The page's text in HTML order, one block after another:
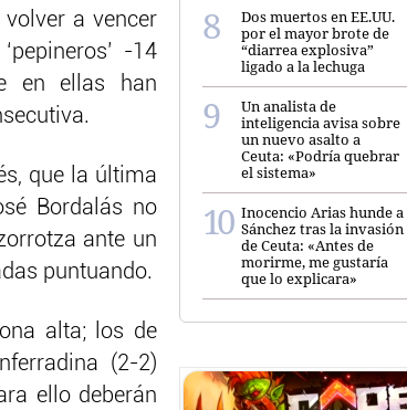
a vencer
-14
en ellas han
que la última
Bordalás no
ante un
puntuando.
alta; los de
(2-2)
ello deberán
Dos muertos en EE.UU.
por el mayor brote de
“diarrea explosiva”
ligado a la lechuga
Un analista de
inteligencia avisa sobre
un nuevo asalto a
Ceuta: «Podría quebrar
el sistema»
Inocencio Arias hunde a
Sánchez tras la invasión
de Ceuta: «Antes de
morirme, me gustaría
que lo explicara»